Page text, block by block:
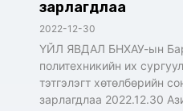
зарлагдлаа
2022-12-30
ҮЙЛ ЯВДАЛ БНХАУ-ын
политехникийн их
тэтгэлэгт хөтөлбөрийн
зарлагдлаа 2022.12.30